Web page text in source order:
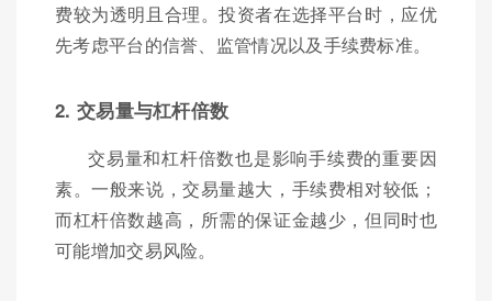
费较为透明且合理。投资者在选择平台时，应优
先考虑平台的信誉、监管情况以及手续费标准。
2. 交易量与杠杆倍数
交易量和杠杆倍数也是影响手续费的重要因
素。一般来说，交易量越大，手续费相对较低；
而杠杆倍数越高，所需的保证金越少，但同时也
可能增加交易风险。